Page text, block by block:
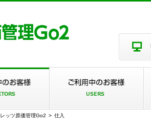
レッツ原価管理Go2 > 仕入